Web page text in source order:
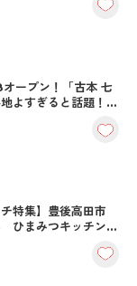
オープン！「古本 七
よすぎると話題！絶
チ特集】豊後高田市
ひまみつキッチン」